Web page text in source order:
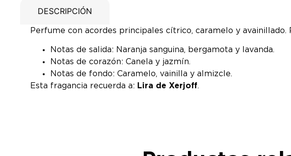
DESCRIPCIÓN
Perfume con acordes principales cítrico, caramelo y
Notas de salida: Naranja sanguina, bergamota y lavanda.
Notas de corazón: Canela y jazmín.
Notas de fondo: Caramelo, vainilla y almizcle.
Esta fragancia recuerda a: Lira de Xerjoff.